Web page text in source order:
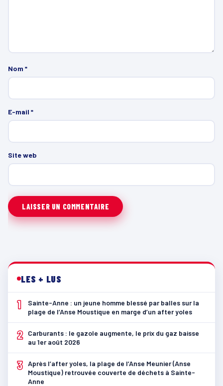
Nom *
E-mail *
Site web
LES + LUS
1
Sainte-Anne : un jeune homme blessé par balles sur la
plage de l’Anse Moustique en marge d’un after yoles
2
Carburants : le gazole augmente, le prix du gaz baisse
au 1er août 2026
3 Après l’after yoles, la plage de l’Anse Meunier (Anse
Moustique) retrouvée couverte de déchets à Sainte-
Anne